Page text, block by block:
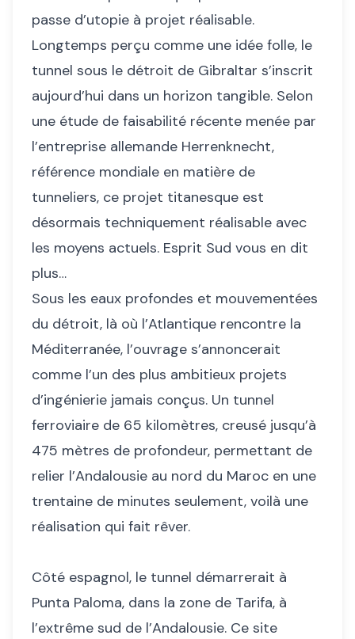
passe d’utopie à projet réalisable.
Longtemps perçu comme une idée folle, le
tunnel sous le détroit de Gibraltar s’inscrit
aujourd’hui dans un horizon tangible. Selon
une étude de faisabilité récente menée par
l’entreprise allemande Herrenknecht,
référence mondiale en matière de
tunneliers, ce projet titanesque est
désormais techniquement réalisable avec
les moyens actuels. Esprit Sud vous en dit
plus…
Sous les eaux profondes et mouvementées
du détroit, là où l’Atlantique rencontre la
Méditerranée, l’ouvrage s’annoncerait
comme l’un des plus ambitieux projets
d’ingénierie jamais conçus. Un tunnel
ferroviaire de 65 kilomètres, creusé jusqu’à
475 mètres de profondeur, permettant de
relier l’Andalousie au nord du Maroc en une
trentaine de minutes seulement, voilà une
réalisation qui fait rêver.
Côté espagnol, le tunnel démarrerait à
Punta Paloma, dans la zone de Tarifa, à
l’extrême sud de l’Andalousie. Ce site